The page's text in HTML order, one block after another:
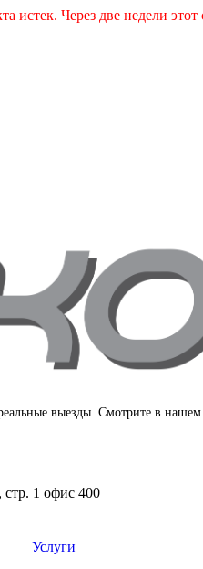
истек. Через две недели
выезды. Смотрите в нашем
1 офис 400
Услуги